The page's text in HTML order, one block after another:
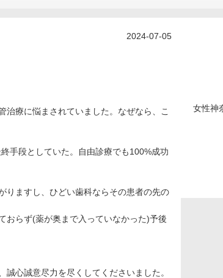
2024-07-05
療に悩まされていました。なぜなら、こ
手段としていた。自由診療でも100%成功
りますし、ひどい歯科ならその患者の先の
おらず(薬が奥まで入っていなかった)予後
心誠意尽力を尽くしてくださいました。
女性神